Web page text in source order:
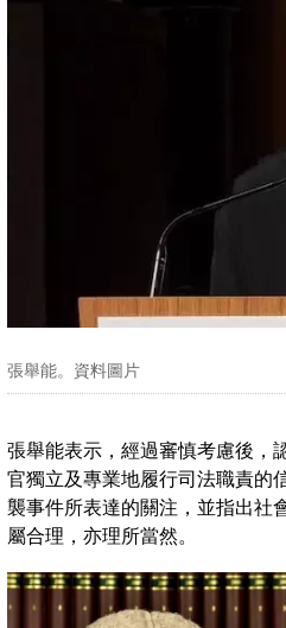
張舉能。資料圖片
張舉能表示，經過審慎考慮後，
官獨立及專業地履行司法職責的
襲事件所表達的關注，並指出社
屬合理，亦理所當然。